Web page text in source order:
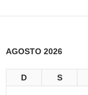
posts
AGOSTO 2026
D S